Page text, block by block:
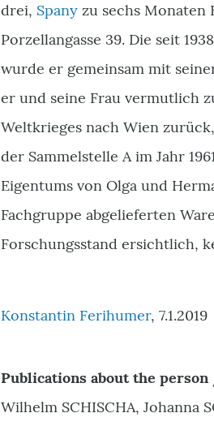
drei, Spany zu sechs Monaten
Porzellangasse 39. Die seit
wurde er gemeinsam mit
er und seine Frau vermutlich
Weltkrieges nach Wien
der Sammelstelle A im Jahr
Eigentums von Olga und
Fachgruppe abgelieferten
Forschungsstand ersichtlich,
Konstantin Ferihumer, 7.1.2019
Publications about the
Wilhelm SCHISCHA, Johanna